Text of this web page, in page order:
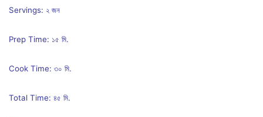
Servings: ২ জন
Prep Time: ১৫ মি.
Cook Time: ৩০ মি.
Total Time: ৪৫ মি.